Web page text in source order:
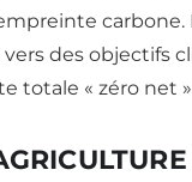
carbone.
vers des objectifs
totale « zéro net »